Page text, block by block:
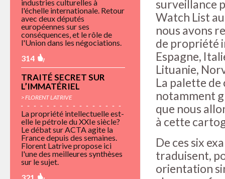
surveillance
Watch List
nous avons
de propriété
Espagne,
Lituanie,
La palette de
notamment
que nous
à cette
De ces six
traduisent,
orientation
industries culturelles à
l'échelle internationale. Retour
avec deux députés
européennes sur ses
conséquences, et le rôle de
l'Union dans les négociations.
314
TRAITÉ SECRET SUR
L’IMMATÉRIEL
> FLORENT LATRIVE
La propriété intellectuelle est-
elle le pétrole du XXIe siècle?
Le débat sur ACTA agite la
France depuis des semaines.
Florent Latrive propose ici
l'une des meilleures synthèses
sur le sujet.
321